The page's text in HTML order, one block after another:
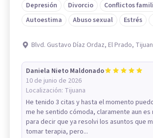
Depresión
Divorcio
Conflictos
Autoestima
Abuso sexual Estrés
Blvd. Gustavo Díaz Ordaz, El Prado,
Daniela Nieto Maldonado
10 de junio de 2026
Localización: Tijuana
He tenido 3 citas y hasta el momento
me he sentido cómoda, claramente aun es
para decir que ya resolvi los asuntos que
tomar terapia, pero...